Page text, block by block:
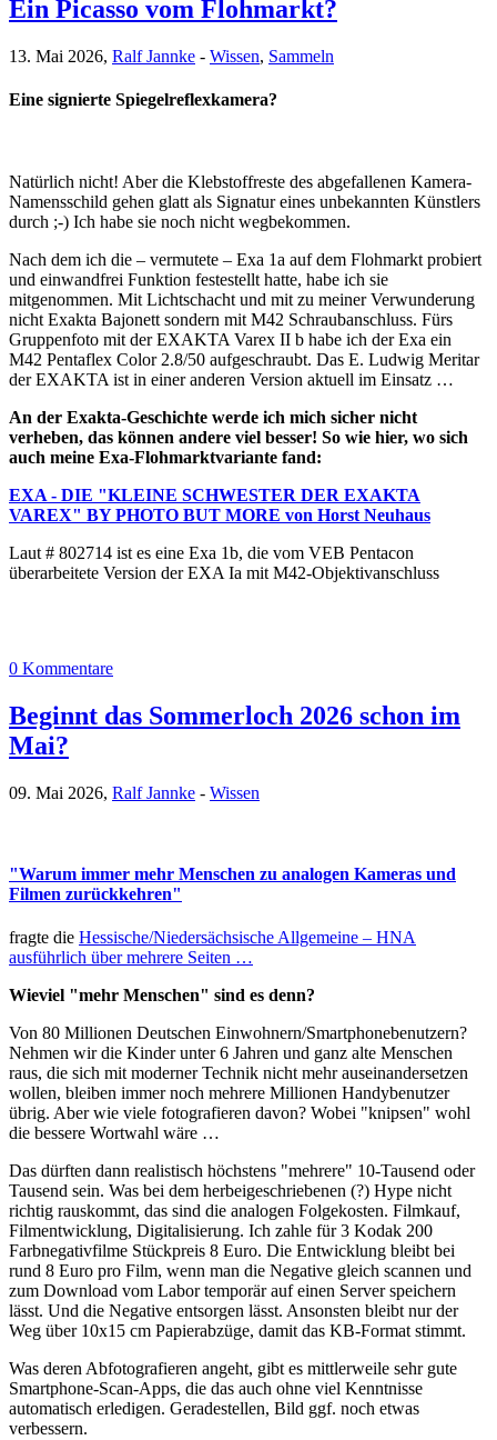
Ein Picasso vom Flohmarkt?
13. Mai 2026, Ralf Jannke - Wissen, Sammeln
Eine signierte Spiegelreflexkamera?
Natürlich nicht! Aber die Klebstoffreste des abgefallenen Kamera-
Namensschild gehen glatt als Signatur eines unbekannten Künstlers
durch ;-) Ich habe sie noch nicht wegbekommen.
Nach dem ich die – vermutete – Exa 1a auf dem Flohmarkt probiert
und einwandfrei Funktion festestellt hatte, habe ich sie
mitgenommen. Mit Lichtschacht und mit zu meiner Verwunderung
nicht Exakta Bajonett sondern mit M42 Schraubanschluss. Fürs
Gruppenfoto mit der EXAKTA Varex II b habe ich der Exa ein
M42 Pentaflex Color 2.8/50 aufgeschraubt. Das E. Ludwig Meritar
der EXAKTA ist in einer anderen Version aktuell im Einsatz …
An der Exakta-Geschichte werde ich mich sicher nicht
verheben, das können andere viel besser! So wie hier, wo sich
auch meine Exa-Flohmarktvariante fand:
EXA - DIE "KLEINE SCHWESTER DER EXAKTA
VAREX" BY PHOTO BUT MORE von Horst Neuhaus
Laut # 802714 ist es eine Exa 1b, die vom VEB Pentacon
überarbeitete Version der EXA Ia mit M42-Objektivanschluss
0 Kommentare
Beginnt das Sommerloch 2026 schon im
Mai?
09. Mai 2026, Ralf Jannke - Wissen
"Warum immer mehr Menschen zu analogen Kameras und
Filmen zurückkehren"
fragte die Hessische/Niedersächsische Allgemeine – HNA
ausführlich über mehrere Seiten …
Wieviel "mehr Menschen" sind es denn?
Von 80 Millionen Deutschen Einwohnern/Smartphonebenutzern?
Nehmen wir die Kinder unter 6 Jahren und ganz alte Menschen
raus, die sich mit moderner Technik nicht mehr auseinandersetzen
wollen, bleiben immer noch mehrere Millionen Handybenutzer
übrig. Aber wie viele fotografieren davon? Wobei "knipsen" wohl
die bessere Wortwahl wäre …
Das dürften dann realistisch höchstens "mehrere" 10-Tausend oder
Tausend sein. Was bei dem herbeigeschriebenen (?) Hype nicht
richtig rauskommt, das sind die analogen Folgekosten. Filmkauf,
Filmentwicklung, Digitalisierung. Ich zahle für 3 Kodak 200
Farbnegativfilme Stückpreis 8 Euro. Die Entwicklung bleibt bei
rund 8 Euro pro Film, wenn man die Negative gleich scannen und
zum Download vom Labor temporär auf einen Server speichern
lässt. Und die Negative entsorgen lässt. Ansonsten bleibt nur der
Weg über 10x15 cm Papierabzüge, damit das KB-Format stimmt.
Was deren Abfotografieren angeht, gibt es mittlerweile sehr gute
Smartphone-Scan-Apps, die das auch ohne viel Kenntnisse
automatisch erledigen. Geradestellen, Bild ggf. noch etwas
verbessern.